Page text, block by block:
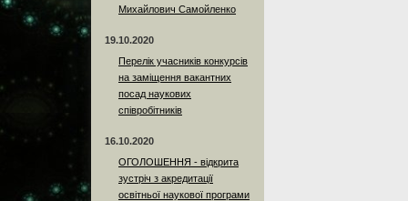
Михайлович Самойленко
19.10.2020
Перелік учасників конкурсів
на заміщення вакантних
посад наукових
співробітників
16.10.2020
ОГОЛОШЕННЯ - відкрита
зустріч з акредитації
освітньої наукової програми